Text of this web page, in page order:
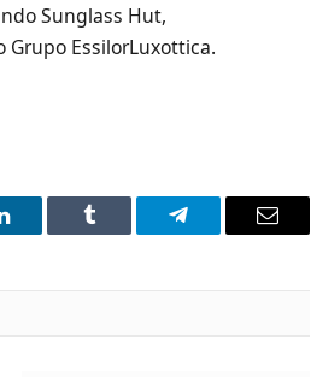
Sunglass Hut,
Grupo EssilorLuxottica.
Tumblr Telegram Email